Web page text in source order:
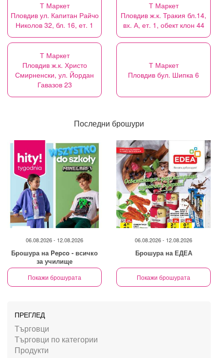
Т Маркет
Пловдив ул. Капитан Райчо
Николов 32, бл. 16, ет. 1
Т Маркет
Пловдив ж.к. Тракия бл.14,
вх. А, ет. 1, обект клон 44
Т Маркет
Пловдив ж.к. Христо
Смирненски, ул. Йордан
Гавазов 23
Т Маркет
Пловдив бул. Шипка 6
Последни брошури
06.08.2026 - 12.08.2026
Брошура на Pepco - всичко
за училище
Покажи брошурата
06.08.2026 - 12.08.2026
Брошура на ЕДЕА
Покажи брошурата
ПРЕГЛЕД
Търговци
Търговци по категории
Продукти